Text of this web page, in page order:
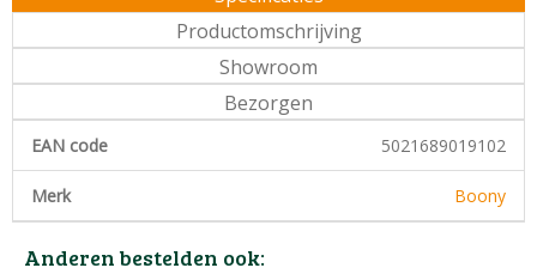
Productomschrijving
Showroom
Bezorgen
EAN code 5021689019102
Merk Boony
Anderen bestelden ook: